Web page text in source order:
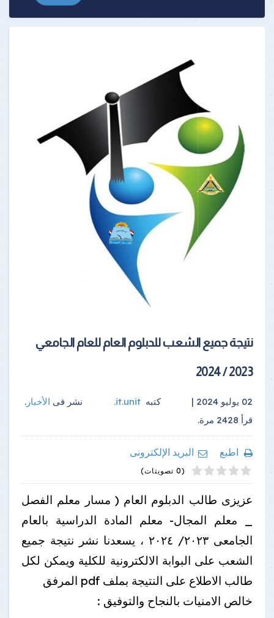
نتيجة جميع الشعب للدبلوم العام للعام الجامعي
2023 / 2024
02 يوليو 2024 | كتبهit.unit
. نشر فى الأخبار .
قرأ 2428 مرة.
اطبع
البريد الإلكترونى
1
2
3
4
5 (0 تصويتات)
عزيزى طالب الدبلوم العام ( مسار معلم الفصل
_ معلم المجال- معلم المادة الدراسية بالعام
الجامعى ٢٠٢٣/ ٢٠٢٤ ، يسعدنا نشر نتيجة جميع
الشعب على البوابة الالكترونية للكلية ويمكن لكل
طالب الاطلاع على النتيجة بملف pdf المرفق
خالص الامنيات بالنجاح والتوفيق :